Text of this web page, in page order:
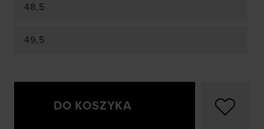
48,5
49,5
DO KOSZYKA